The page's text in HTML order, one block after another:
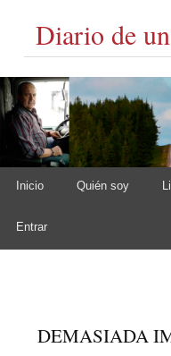
Diario de
Main menu
Skip to content
Inicio Quién soy
Entrar
DEMASIADA